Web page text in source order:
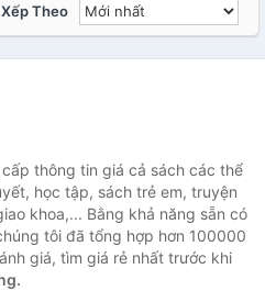
Xếp Theo
thông tin giá cả sách các thể
học tập, sách trẻ em, truyện
khoa,... Bằng khả năng sẵn có
tôi đã tổng hợp hơn 100000
giá, tìm giá rẻ nhất trước khi